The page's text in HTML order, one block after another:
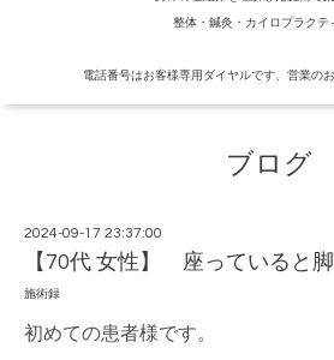
整体・鍼灸・カイロプラクテ
電話番号はお客様専用ダイヤルです、営業の
ブログ
2024-09-17 23:37:00
【70代 女性】 座っていると
施術録
初めての患者様です。